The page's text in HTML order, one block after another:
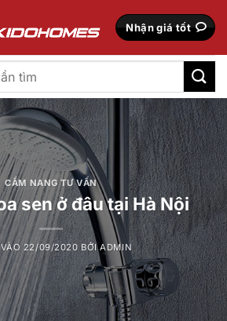
Nhận giá tốt
CẨM NANG TƯ VẤN
sen ở đâu tại Hà Nội
22/09/2020 BỞIADMIN